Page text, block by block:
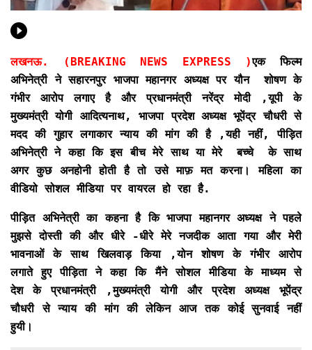
लखनऊ. (BREAKING NEWS EXPRESS )एक फिल्म
अभिनेत्री ने सहारनपुर भाजपा महानगर अध्यक्ष पर यौन शोषण के
गंभीर आरोप लगाए है और प्रधानमंत्री नरेंद्र मोदी ,यूपी के
मुख्यमंत्री योगी आदित्यनाथ, भाजपा प्रदेश अध्यक्ष भूपेंद्र चौधरी से
मदद की गुहार लगाकार न्याय की मांग की है ,यही नहीं, पीड़ित
अभिनेत्री ने कहा कि इस बीच मेरे साथ या मेरे बच्चे के साथ
अगर कुछ अनहोनी होती है तो उसे माफ़ मत करना। महिला का
वीडियो सोशल मीडिया पर वायरल हो रहा है.
पीड़ित अभिनेत्री का कहना है कि भाजपा महानगर अध्यक्ष ने पहले
मुझसे दोस्ती की और धीरे -धीरे मेरे नजदीक आता गया और मेरी
भावनाओं के साथ खिलवाड़ किया ,योन शोषण के गंभीर आरोप
लगाते हुए पीड़िता ने कहा कि मैंने सोशल मीडिया के माध्यम से
देश के प्रधानमंत्री ,मुख्यमंत्री योगी और प्रदेश अध्यक्ष भूपेंद्र
चौधरी से न्याय की मांग की लेकिन आज तक कोई सुनवाई नहीं
हुयी।